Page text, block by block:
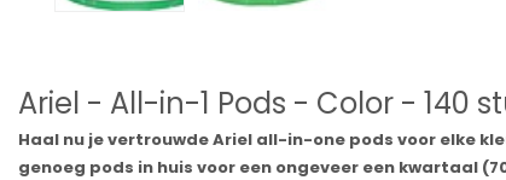
Ariel - All-in-1 Pods - Color - 140
Haal nu je vertrouwde Ariel all-in-one pods voor elke
genoeg pods in huis voor een ongeveer een kwartaal